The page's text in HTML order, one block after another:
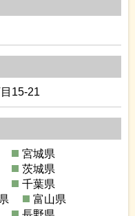
15-21
宮城県
茨城県
千葉県
富山県